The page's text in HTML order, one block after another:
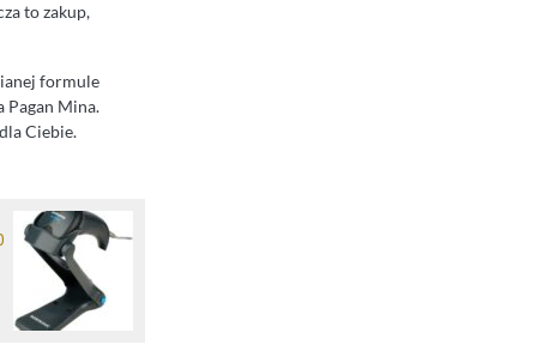
to zakup,
formule
Pagan Mina.
Ciebie.